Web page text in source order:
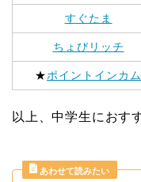
すぐたま
ちょびリッチ
★ポイントインカム
以上、中学生におす